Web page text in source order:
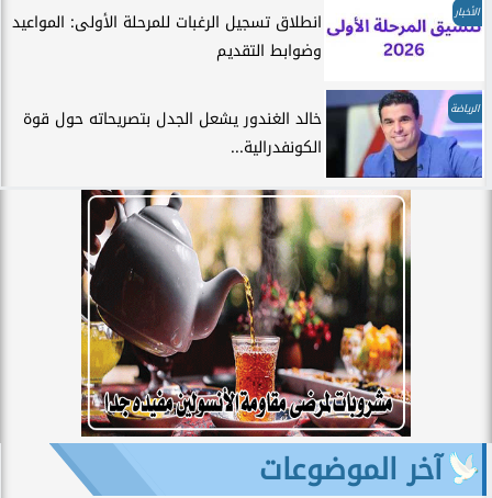
الأخبار
انطلاق تسجيل الرغبات للمرحلة الأولى: المواعيد
وضوابط التقديم
الرياضة
خالد الغندور يشعل الجدل بتصريحاته حول قوة
الكونفدرالية...
آخر الموضوعات